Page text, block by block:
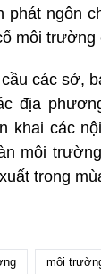
phát ngôn
môi trường
các sở,
địa
khai các
môi
trong
môi